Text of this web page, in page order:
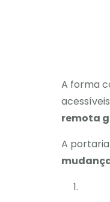
A forma
remota
A